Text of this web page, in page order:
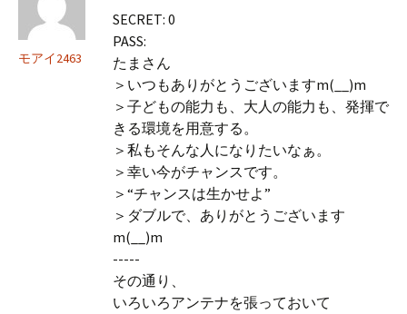
モアイ2463
SECRET: 0
PASS:
たまさん
＞いつもありがとうございますm(__)m
＞子どもの能力も、大人の能力も、発揮で
きる環境を用意する。
＞私もそんな人になりたいなぁ。
＞幸い今がチャンスです。
＞“チャンスは生かせよ”
＞ダブルで、ありがとうございます
m(__)m
-----
その通り、
いろいろアンテナを張っておいて